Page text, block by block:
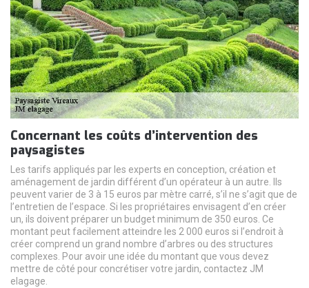
Concernant les coûts d’intervention des
paysagistes
Les tarifs appliqués par les experts en conception, création et
aménagement de jardin différent d’un opérateur à un autre. Ils
peuvent varier de 3 à 15 euros par mètre carré, s’il ne s’agit que de
l’entretien de l’espace. Si les propriétaires envisagent d’en créer
un, ils doivent préparer un budget minimum de 350 euros. Ce
montant peut facilement atteindre les 2 000 euros si l’endroit à
créer comprend un grand nombre d’arbres ou des structures
complexes. Pour avoir une idée du montant que vous devez
mettre de côté pour concrétiser votre jardin, contactez JM
elagage.